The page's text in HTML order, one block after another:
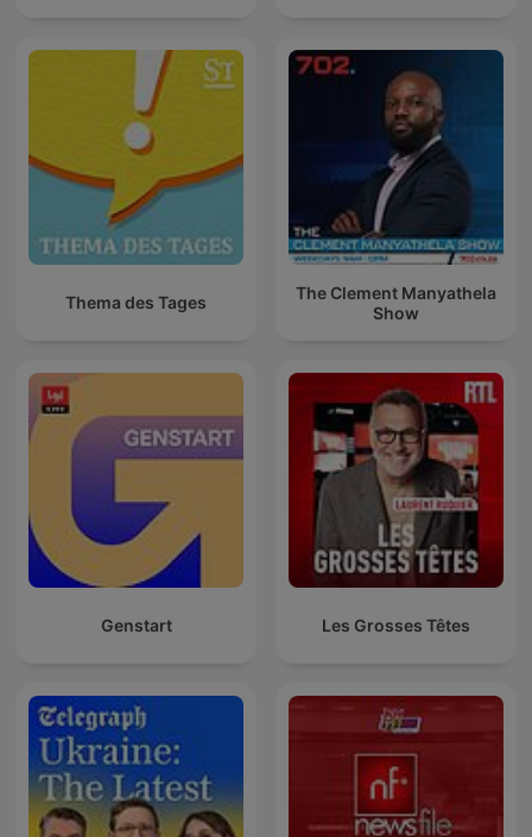
Thema des Tages
The Clement Manyathela
Show
Genstart Les Grosses Têtes